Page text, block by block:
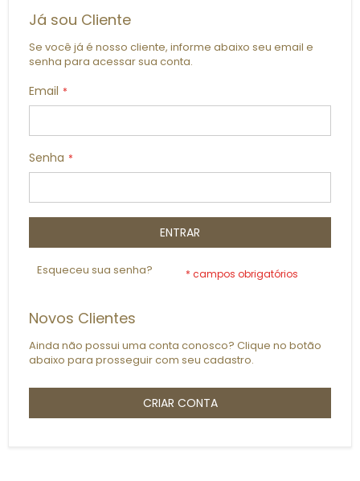
Já sou Cliente
Se você já é nosso cliente, informe abaixo seu email e
senha para acessar sua conta.
Email
Senha
ENTRAR
Esqueceu sua senha?
Novos Clientes
Ainda não possui uma conta conosco? Clique no botão
abaixo para prosseguir com seu cadastro.
CRIAR CONTA